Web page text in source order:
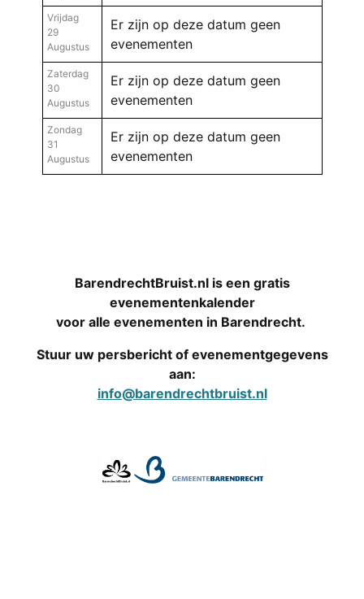
Vrijdag
29
Augustus
Er zijn op deze datum geen
evenementen
Zaterdag
30
Augustus
Er zijn op deze datum geen
evenementen
Zondag
31
Augustus
Er zijn op deze datum geen
evenementen
BarendrechtBruist.nl is een gratis
evenementenkalender
voor alle evenementen in Barendrecht.
Stuur uw persbericht of evenementgegevens
aan:
info@barendrechtbruist.nl